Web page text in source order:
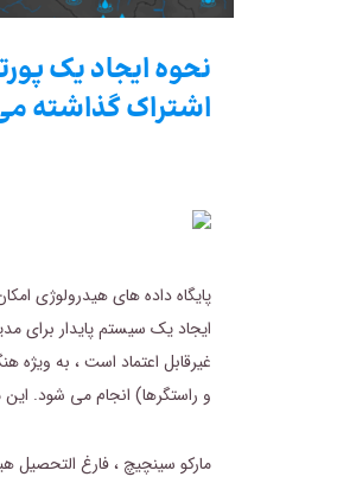
نحوه ایجاد یک
اشتراک گذاشته
پایگاه داده های هیدرولوژی
ایجاد یک سیستم پایدار برای
غیرقابل اعتماد است ، به ویژه
و راستگرها) انجام می شود.
مارکو سینچیچ ، فارغ التحصیل